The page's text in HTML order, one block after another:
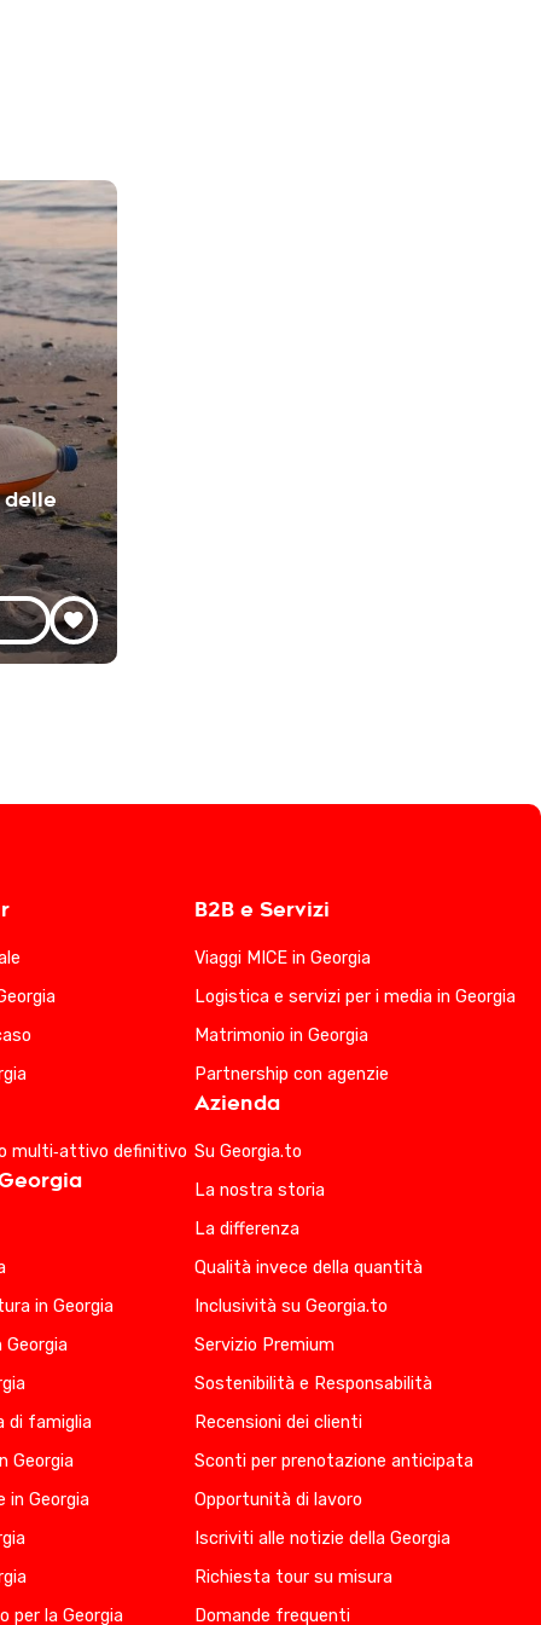
delle
multi‑attivo definitivo
in Georgia
di famiglia
Georgia
in Georgia
per la Georgia
B2B e Servizi
Viaggi MICE in Georgia
Logistica e servizi per i media in Georgia
Matrimonio in Georgia
Partnership con agenzie
Azienda
Su Georgia.to
La nostra storia
La differenza
Qualità invece della quantità
Inclusività su Georgia.to
Servizio Premium
Sostenibilità e Responsabilità
Recensioni dei clienti
Sconti per prenotazione anticipata
Opportunità di lavoro
Iscriviti alle notizie della Georgia
Richiesta tour su misura
Domande frequenti